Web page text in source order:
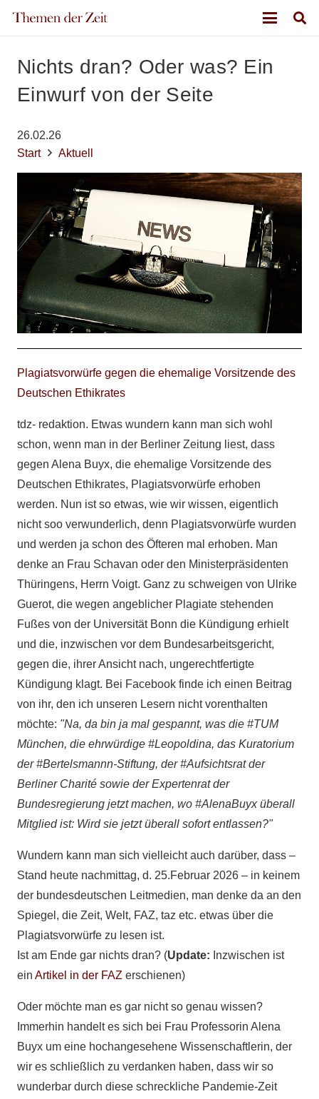
Nichts dran? Oder was? Ein
Einwurf von der Seite
26.02.26
Start
Aktuell
Plagiatsvorwürfe gegen die ehemalige Vorsitzende des
Deutschen Ethikrates
tdz- redaktion. Etwas wundern kann man sich wohl
schon, wenn man in der Berliner Zeitung liest, dass
gegen Alena Buyx, die ehemalige Vorsitzende des
Deutschen Ethikrates, Plagiatsvorwürfe erhoben
werden. Nun ist so etwas, wie wir wissen, eigentlich
nicht soo verwunderlich, denn Plagiatsvorwürfe wurden
und werden ja schon des Öfteren mal erhoben. Man
denke an Frau Schavan oder den Ministerpräsidenten
Thüringens, Herrn Voigt. Ganz zu schweigen von Ulrike
Guerot, die wegen angeblicher Plagiate stehenden
Fußes von der Universität Bonn die Kündigung erhielt
und die, inzwischen vor dem Bundesarbeitsgericht,
gegen die, ihrer Ansicht nach, ungerechtfertigte
Kündigung klagt. Bei Facebook finde ich einen Beitrag
von ihr, den ich unseren Lesern nicht vorenthalten
möchte: "Na, da bin ja mal gespannt, was die #TUM
München, die ehrwürdige #Leopoldina, das Kuratorium
der #Bertelsmannn-Stiftung, der #Aufsichtsrat der
Berliner Charité sowie der Expertenrat der
Bundesregierung jetzt machen, wo #AlenaBuyx überall
Mitglied ist: Wird sie jetzt überall sofort entlassen?"
Wundern kann man sich vielleicht auch darüber, dass –
Stand heute nachmittag, d. 25.Februar 2026 – in keinem
der bundesdeutschen Leitmedien, man denke da an den
Spiegel, die Zeit, Welt, FAZ, taz etc. etwas über die
Plagiatsvorwürfe zu lesen ist.
Ist am Ende gar nichts dran? (Update: Inzwischen ist
ein Artikel in der FAZ erschienen)
Oder möchte man es gar nicht so genau wissen?
Immerhin handelt es sich bei Frau Professorin Alena
Buyx um eine hochangesehene Wissenschaftlerin, der
wir es schließlich zu verdanken haben, dass wir so
wunderbar durch diese schreckliche Pandemie-Zeit